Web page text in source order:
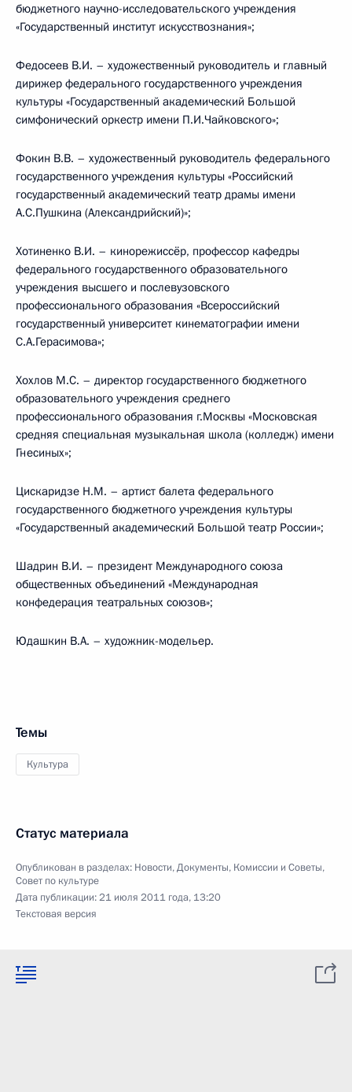
бюджетного научно-исследовательского учреждения
«Государственный институт искусствознания»;
Федосеев В.И. – художественный руководитель и главный
дирижер федерального государственного учреждения
культуры «Государственный академический Большой
симфонический оркестр имени П.И.Чайковского»;
Фокин В.В. – художественный руководитель федерального
государственного учреждения культуры «Российский
государственный академический театр драмы имени
А.С.Пушкина (Александрийский)»;
Хотиненко В.И. – кинорежиссёр, профессор кафедры
федерального государственного образовательного
учреждения высшего и послевузовского
профессионального образования «Всероссийский
государственный университет кинематографии имени
С.А.Герасимова»;
Хохлов М.С. – директор государственного бюджетного
образовательного учреждения среднего
профессионального образования г.Москвы «Московская
средняя специальная музыкальная школа (колледж) имени
Гнесиных»;
Цискаридзе Н.М. – артист балета федерального
государственного бюджетного учреждения культуры
«Государственный академический Большой театр России»;
Шадрин В.И. – президент Международного союза
общественных объединений «Международная
конфедерация театральных союзов»;
Юдашкин В.А. – художник-модельер.
Темы
Культура
Статус материала
Опубликован в разделах: Новости,Документы, Комиссии и Советы,
Совет по культуре
Дата публикации:21 июля 2011 года, 13:20
Текстовая версия